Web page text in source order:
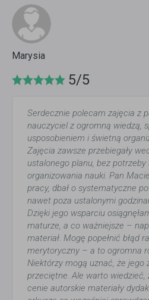
Marysia
5/5
Serdecznie polecam zajęcia z
nauczyciel z ogromną wiedzą,
usposobieniem i świetną
Zajęcia zawsze przebiegały
ustalonego planu, bez
organizowania nauki. Pan
pracy, dbał o systematyczne
nawet poza ustalonymi
Dzięki jego wsparciu
maturze, a co ważniejsze –
materiał. Mogę popełnić błąd
merytoryczny – a to ogromna
Niektórzy mogą uznać, że jego
przeciętne. Ale warto
cenie autorskie materiały